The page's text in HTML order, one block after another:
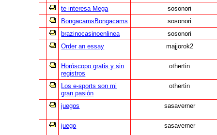
te interesa Mega
sosonori
BongacamsBongacams
sosonori
brazinocasinoenlinea
sosonori
Order an essay
majjorok2
Horóscopo gratis y sin
registros
othertin
Los e-sports son mi
gran pasión
othertin
juegos sasaverner
juego sasaverner